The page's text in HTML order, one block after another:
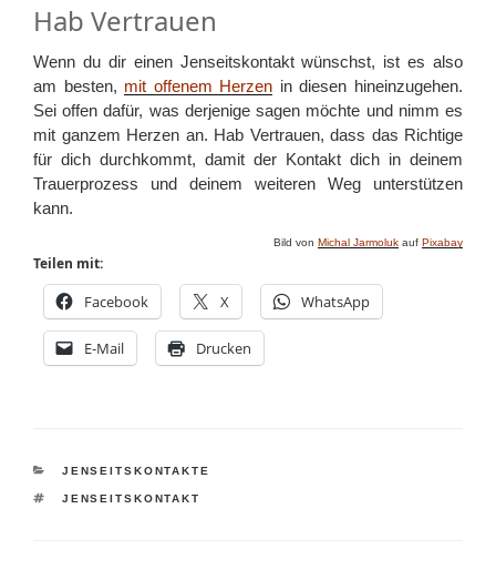
Hab Vertrauen
Wenn du dir einen Jenseitskontakt wünschst, ist es also
am besten, mit offenem Herzen in diesen hineinzugehen.
Sei offen dafür, was derjenige sagen möchte und nimm es
mit ganzem Herzen an. Hab Vertrauen, dass das Richtige
für dich durchkommt, damit der Kontakt dich in deinem
Trauerprozess und deinem weiteren Weg unterstützen
kann.
Bild von Michal Jarmoluk auf Pixabay
Teilen mit:
Facebook X WhatsApp
E-Mail Drucken
KATEGORIEN
JENSEITSKONTAKTE
SCHLAGWÖRTER
JENSEITSKONTAKT